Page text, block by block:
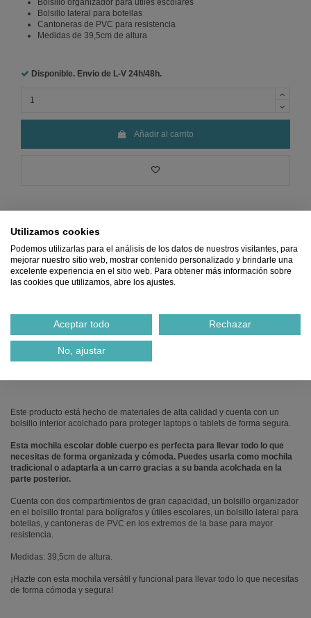
Bolsillo organizador para útiles escolares
Bolsillo lateral para botellas
Cantoneras de PVC para resistencia
Medidas de 39,5cm de altura
Disponible. Envio de L-V 24h/48h.
Añadir al carrito
PrecioMÍNIMO
Garantizado
Pago 100%
SEGURO
EnvioGRATIS
desde 45€
Devoluciones
GRATIS
Descripción
MOCHILA ESCOLAR VALENCIA CF 25 PORTÁTIL,
Este producto está hecho de materiales de alta calidad y cuenta con un
bolsillo interior acolchado para proteger laptops o tablets de forma segura.
Esta mochila escolar doble cuerpo es perfecta para llevar todo lo que
necesitas de forma organizada y cómoda. Puedes usarla como mochila
tradicional o adaptarla a un carro gracias a su banda acolchada en la
parte posterior.
Cuenta con dos compartimientos de gran capacidad, un bolsillo organizador
en el bolsillo frontal para bolígrafos y útiles escolares, un bolsillo lateral para
botellas, y cantoneras de PVC en los extremos de la base para mayor
resistencia.
Medidas: 39,5cm de altura.
¡Hazte con esta mochila versátil y funcional para llevar todo lo que necesitas
de forma cómoda y segura!
Utilizamos cookies
Podemos utilizarlas para el análisis de los datos de nuestros visitantes, para
mejorar nuestro sitio web, mostrar contenido personalizado y brindarle una
excelente experiencia en el sitio web. Para obtener más información sobre
las cookies que utilizamos, abre los ajustes.
Aceptar todo Rechazar
No, ajustar